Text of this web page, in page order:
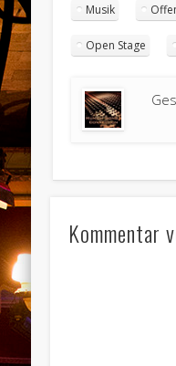
Musik
Open Stage
Kommentar